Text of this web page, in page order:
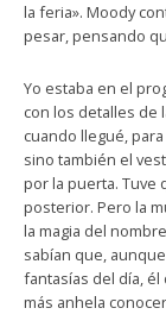
la feria». Moody
pesar, pensando
Yo estaba en el
con los detalles de
cuando llegué,
sino también el
por la puerta. Tuve
posterior. Pero la
la magia del
sabían que,
fantasías del día,
más anhela